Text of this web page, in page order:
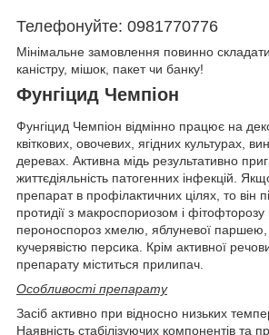
Телефонуйте: 0981770776
Мінімальне замовлення повинно
каністру, мішок, пакет чи банку!
Фунгіцид Чемпіон
Фунгіцид Чемпіон відмінно працює на
квіткових, овочевих, ягідних культурах,
деревах. Активна мідь результативно
життєдіяльність патогенних інфекцій.
препарат в профілактичних цілях, то він
протидії з макроспориозом і фітофторозу
пероноспороз хмелю, яблуневої паршею,
кучерявістю персика. Крім активної
препарату міститься прилипач.
Особливості препарату
Засіб активно при відносно низьких
Наявність стабілізуючих компонентів та